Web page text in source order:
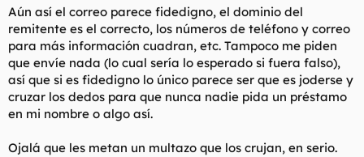
Aún así el correo parece fidedigno, el dominio del
remitente es el correcto, los números de teléfono y correo
para más información cuadran, etc. Tampoco me piden
que envíe nada (lo cual sería lo esperado si fuera falso),
así que si es fidedigno lo único parece ser que es joderse y
cruzar los dedos para que nunca nadie pida un préstamo
en mi nombre o algo así.
Ojalá que les metan un multazo que los crujan, en serio.